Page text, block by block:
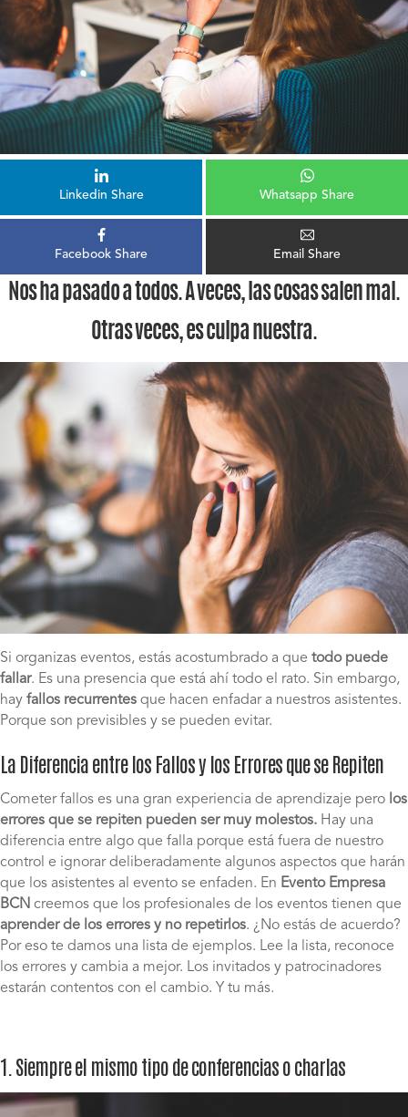
Linkedin Share Whatsapp Share
Facebook Share Email Share
Nos ha pasado a todos. A veces, las cosas salen mal.
Otras veces, es culpa nuestra.
Si organizas eventos, estás acostumbrado a que todo puede
fallar. Es una presencia que está ahí todo el rato. Sin embargo,
hay fallos recurrentes que hacen enfadar a nuestros asistentes.
Porque son previsibles y se pueden evitar.
La Diferencia entre los Fallos y los Errores que se Repiten
Cometer fallos es una gran experiencia de aprendizaje pero los
errores que se repiten pueden ser muy molestos. Hay una
diferencia entre algo que falla porque está fuera de nuestro
control e ignorar deliberadamente algunos aspectos que harán
que los asistentes al evento se enfaden. En Evento Empresa
BCN creemos que los profesionales de los eventos tienen que
aprender de los errores y no repetirlos. ¿No estás de acuerdo?
Por eso te damos una lista de ejemplos. Lee la lista, reconoce
los errores y cambia a mejor. Los invitados y patrocinadores
estarán contentos con el cambio. Y tu más.
1. Siempre el mismo tipo de conferencias o charlas